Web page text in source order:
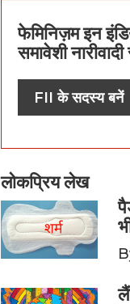
फेमिनिज़म इन
समावेशी
FII के सदस्य बनें
लोकप्रिय लेख